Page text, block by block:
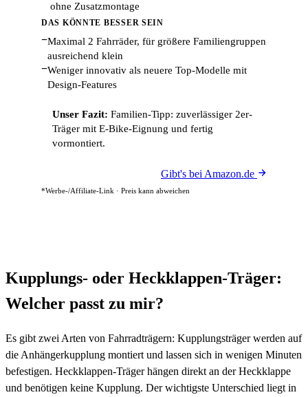
ohne Zusatzmontage
DAS KÖNNTE BESSER SEIN
−Maximal 2 Fahrräder, für größere Familiengruppen
ausreichend klein
−Weniger innovativ als neuere Top-Modelle mit
Design-Features
Unser Fazit: Familien-Tipp: zuverlässiger 2er-
Träger mit E-Bike-Eignung und fertig
vormontiert.
Gibt's bei Amazon.de
*Werbe-/Affiliate-Link · Preis kann abweichen
Kupplungs- oder Heckklappen-Träger:
Welcher passt zu mir?
Es gibt zwei Arten von Fahrradträgern: Kupplungsträger werden auf
die Anhängerkupplung montiert und lassen sich in wenigen Minuten
befestigen. Heckklappen-Träger hängen direkt an der Heckklappe
und benötigen keine Kupplung. Der wichtigste Unterschied liegt in